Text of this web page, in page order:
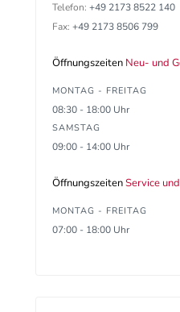
Telefon: +49 2173 8522 140
Fax: +49 2173 8506 799
Öffnungszeiten Neu- und
MONTAG - FREITAG
08:30 - 18:00 Uhr
SAMSTAG
09:00 - 14:00 Uhr
ÖffnungszeitenService
MONTAG - FREITAG
07:00 - 18:00 Uhr